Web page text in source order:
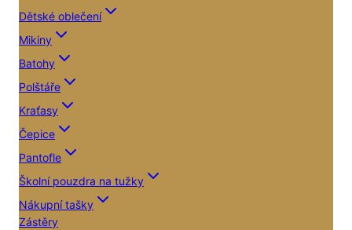
Dětské oblečení
Mikiny
Batohy
Polštáře
Kraťasy
Čepice
Pantofle
Školní pouzdra na tužky
Nákupní tašky
Zástěry